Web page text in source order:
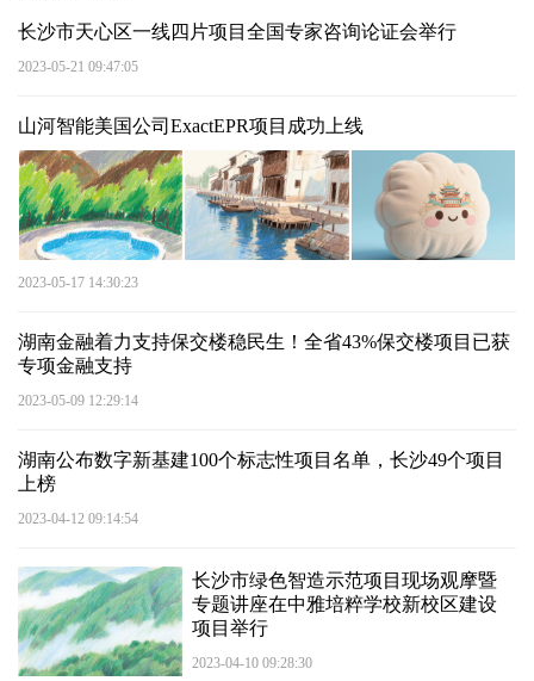
长沙市天心区一线四片项目全国专家咨询论证会举行
2023-05-21 09:47:05
山河智能美国公司ExactEPR项目成功上线
2023-05-17 14:30:23
湖南金融着力支持保交楼稳民生！全省43%保交楼项目已获
专项金融支持
2023-05-09 12:29:14
湖南公布数字新基建100个标志性项目名单，长沙49个项目
上榜
2023-04-12 09:14:54
长沙市绿色智造示范项目现场观摩暨
专题讲座在中雅培粹学校新校区建设
项目举行
2023-04-10 09:28:30